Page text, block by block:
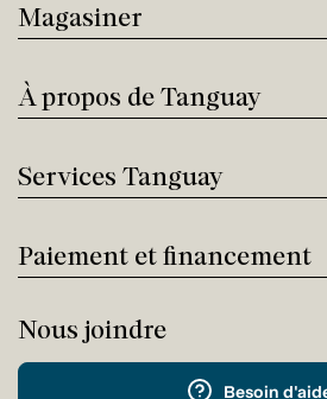
Magasiner
À propos de Tanguay
Services Tanguay
Paiement et financement
Nous joindre
Besoin